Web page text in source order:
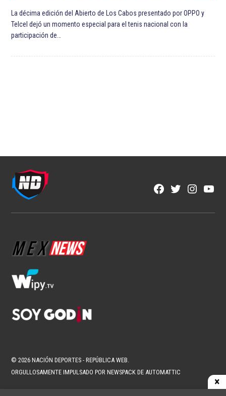
La décima edición del Abierto de Los Cabos presentado por OPPO y
Telcel dejó un momento especial para el tenis nacional con la
participación de…
Facebook
Twitter
© 2026 NACIÓN DEPORTES - REPÚBLICA WEB.
ORGULLOSAMENTE IMPULSADO POR NEWSPACK DE AUTOMATTIC